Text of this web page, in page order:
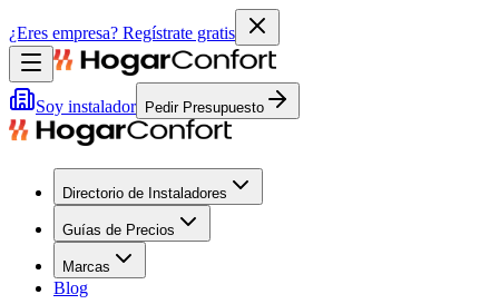
¿Eres empresa? Regístrate gratis
Soy instalador Pedir Presupuesto
Directorio de Instaladores
Guías de Precios
Marcas
Blog